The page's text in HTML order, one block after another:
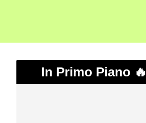
In Primo Piano 🔥